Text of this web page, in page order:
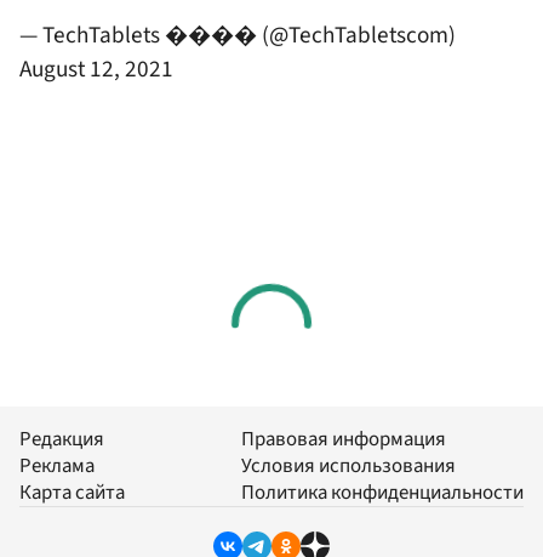
— TechTablets ���� (@TechTabletscom)
August 12, 2021
Редакция
Реклама
Карта сайта
Правовая информация
Условия использования
Политика конфиденциальности